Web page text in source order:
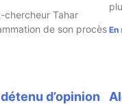
chercheur Tahar
de son procès En
d’opinion